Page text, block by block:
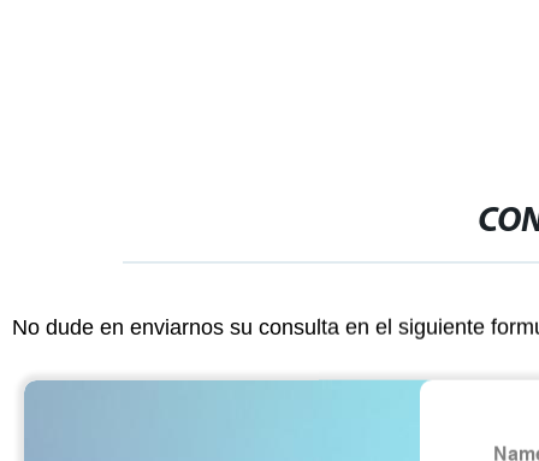
No dude en enviarnos su consulta en el siguiente